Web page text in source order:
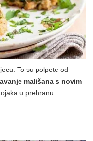
To su polpete od
mališana s novim
u prehranu.